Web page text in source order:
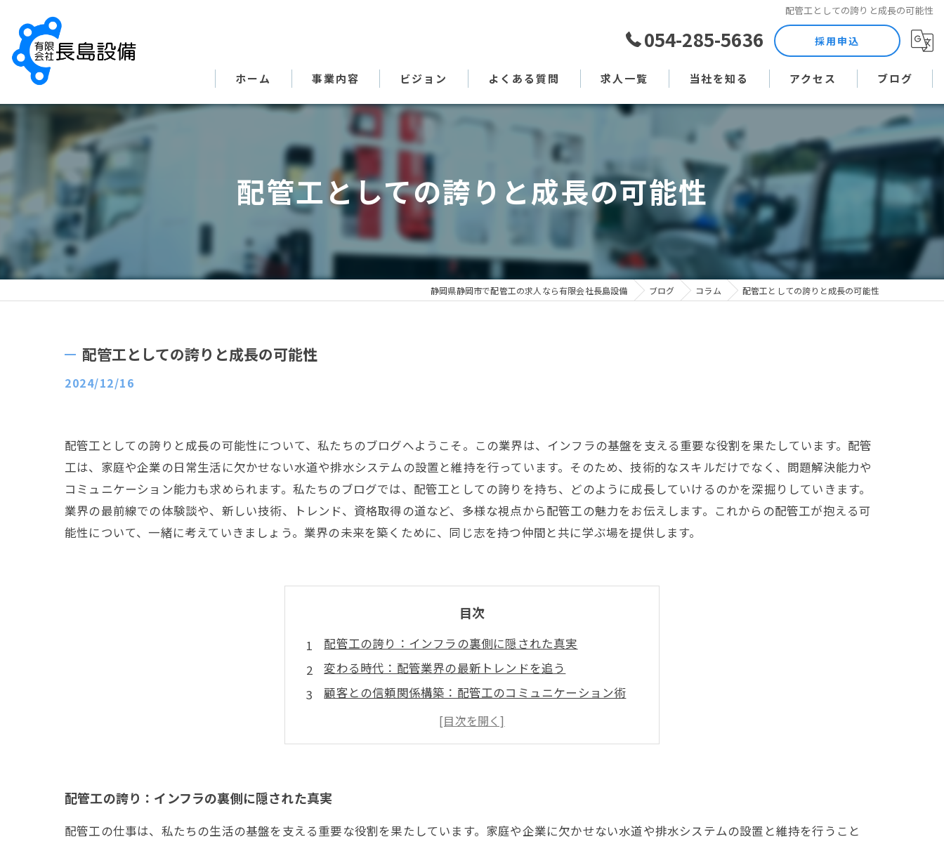
配管工としての誇りと成長の可能性
054-285-5636 採用申込
ホーム 事業内容 ビジョン よくある質問 求人一覧 当社を知る
土木作業員
現場監督
未経験
直行直帰
アクセス ブログ
コラム
配管工としての誇りと成長の可能性
静岡県静岡市で配管工の求人なら有限会社長島設備 ブログ コラム 配管工としての誇りと成長の可能性
配管工としての誇りと成長の可能性
2024/12/16
配管工としての誇りと成長の可能性について、私たちのブログへようこそ。この業界は、インフラの基盤を支える重要な役割を果たしています。配管
工は、家庭や企業の日常生活に欠かせない水道や排水システムの設置と維持を行っています。そのため、技術的なスキルだけでなく、問題解決能力や
コミュニケーション能力も求められます。私たちのブログでは、配管工としての誇りを持ち、どのように成長していけるのかを深掘りしていきます。
業界の最前線での体験談や、新しい技術、トレンド、資格取得の道など、多様な視点から配管工の魅力をお伝えします。これからの配管工が抱える可
能性について、一緒に考えていきましょう。業界の未来を築くために、同じ志を持つ仲間と共に学ぶ場を提供します。
目次
配管工の誇り：インフラの裏側に隠された真実
変わる時代：配管業界の最新トレンドを追う
顧客との信頼関係構築：配管工のコミュニケーション術
資格取得の道：プロへの第一歩を踏み出す
仲間と共に学ぶ：共同で成長する配管工のコミュニティ
配管工の誇り：インフラの裏側に隠された真実
配管工の仕事は、私たちの生活の基盤を支える重要な役割を果たしています。家庭や企業に欠かせない水道や排水システムの設置と維持を行うこと